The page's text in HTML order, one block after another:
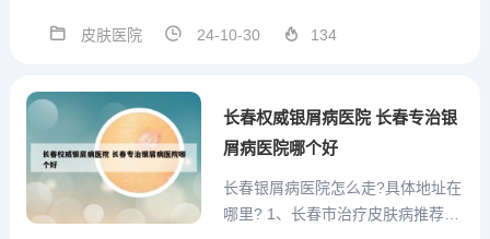
较高声誉的皮肤科之一，专业治疗
一：专业团队。沈阳市第七人民医
皮肤医院 24-10-30 134
长春权威银屑病医院 长春专治银
屑病医院哪个好
长春银屑病医院怎么走?具体地址在
哪里? 1、长春市治疗皮肤病推荐去